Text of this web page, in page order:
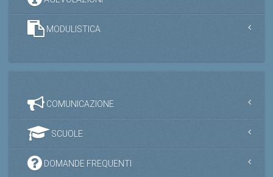
MODULISTICA
COMUNICAZIONE
SCUOLE
DOMANDE FREQUENTI